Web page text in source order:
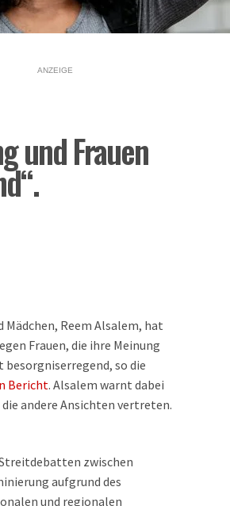
ANZEIGE
und Frauen
Reem Alsalem, hat
Frauen, die ihre Meinung
so die
Bericht. Alsalem warnt dabei
andere Ansichten vertreten.
zwischen
aufgrund des
und regionalen